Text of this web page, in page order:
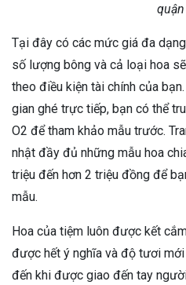
quận
Tại đây có các mức giá đa
số lượng bông và cả loại hoa
theo điều kiện tài chính của
gian ghé trực tiếp, bạn có thể
O2 để tham khảo mẫu trước.
nhật đầy đủ những mẫu hoa
triệu đến hơn 2 triệu đồng để
mẫu.
Hoa của tiệm luôn được kết
được hết ý nghĩa và độ tươi
đến khi được giao đến tay